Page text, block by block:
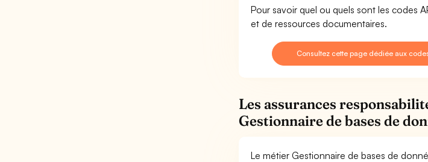
Pour savoir quel ou quels sont les codes
et de ressources documentaires.
Consultez cette page dédiée aux
Les assurances
Gestionnaire de bases de
Le métier Gestionnaire de bases de